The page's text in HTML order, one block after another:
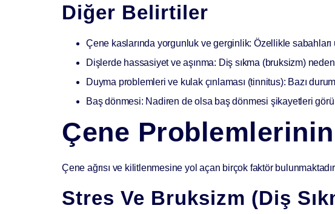
Diğer Belirtiler
Çene kaslarında yorgunluk ve gerginlik: Özellikle sabahları
Dişlerde hassasiyet ve aşınma: Diş sıkma (bruksizm)
Duyma problemleri ve kulak çınlaması (tinnitus): Bazı
Baş dönmesi: Nadiren de olsa baş dönmesi şikayetleri
Çene
Çene ağrısı ve kilitlenmesine yol açan birçok faktör
Stres Ve Bruksizm (Diş